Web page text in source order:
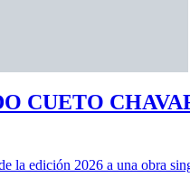
CUETO
la edición 2026 a una obra